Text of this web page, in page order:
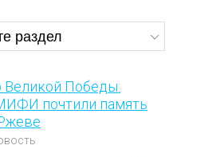
Великой Победы:
почтили память